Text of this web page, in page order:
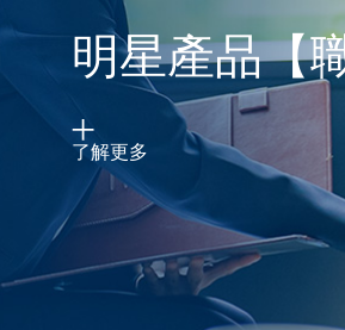
明星產品【
了解更多